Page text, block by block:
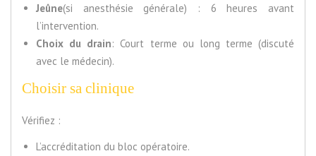
Jeûne(si anesthésie générale) : 6 heures avant
l’intervention.
Choix du drain: Court terme ou long terme (discuté
avec le médecin).
Choisir sa clinique
Vérifiez :
L’accréditation du bloc opératoire.